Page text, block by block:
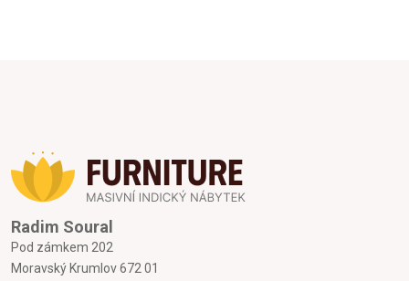
Radim Soural
Pod zámkem 202
Moravský Krumlov 672 01